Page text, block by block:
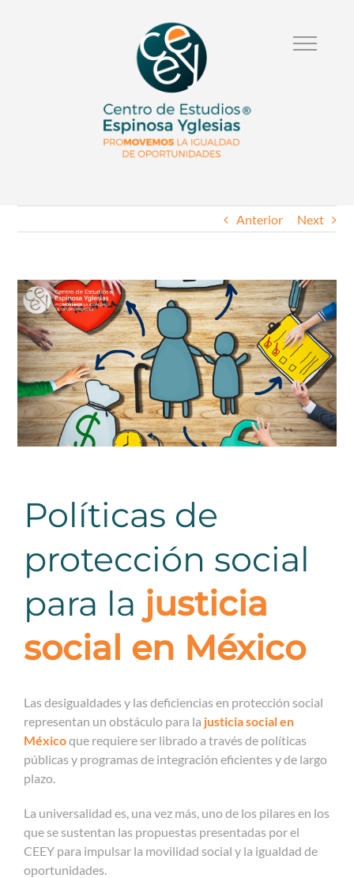
Anterior Next
Ver
Imagen
Mas
Grande
Políticas de
protección social
para la justicia
social en México
Las desigualdades y las deficiencias en protección social
representan un obstáculo para la justicia social en
Méxicoque requiere ser librado a través de políticas
públicas y programas de integración eficientes y de largo
plazo.
La universalidad es, una vez más, uno de los pilares en los
que se sustentan las propuestas presentadas por el
CEEY para impulsar la movilidad social y la igualdad de
oportunidades.